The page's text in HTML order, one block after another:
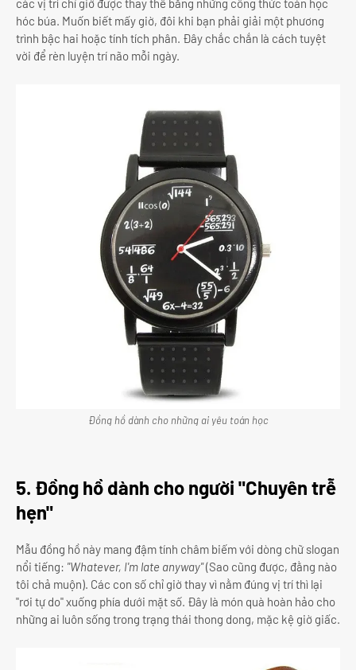
các vị trí chỉ giờ được thay thế bằng những công thức toán học
hóc búa. Muốn biết mấy giờ, đôi khi bạn phải giải một phương
trình bậc hai hoặc tính tích phân. Đây chắc chắn là cách tuyệt
vời để rèn luyện trí não mỗi ngày.
Đồng hồ dành cho những ai yêu toán học
5. Đồng hồ dành cho người "Chuyên trễ
hẹn"
Mẫu đồng hồ này mang đậm tính châm biếm với dòng chữ slogan
nổi tiếng: "Whatever, I'm late anyway"(Sao cũng được, đằng nào
tôi chả muộn). Các con số chỉ giờ thay vì nằm đúng vị trí thì lại
"rơi tự do" xuống phía dưới mặt số. Đây là món quà hoàn hảo cho
những ai luôn sống trong trạng thái thong dong, mặc kệ giờ giấc.